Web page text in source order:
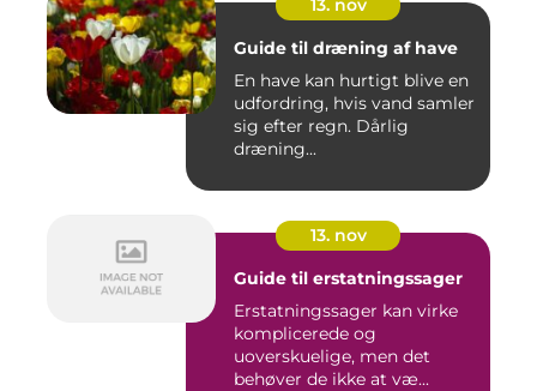
13. nov
Guide til dræning af have
En have kan hurtigt blive en
udfordring, hvis vand samler
sig efter regn. Dårlig
dræning...
13. nov
Guide til erstatningssager
Erstatningssager kan virke
komplicerede og
uoverskuelige, men det
behøver de ikke at væ...